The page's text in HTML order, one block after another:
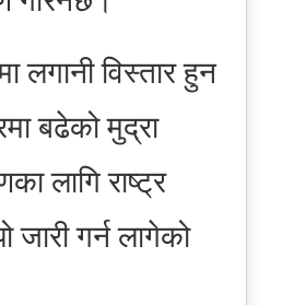
लगानी विस्तार हुन
बढेको मुद्रा
लागि राष्ट्र
जारी गर्न लागेको